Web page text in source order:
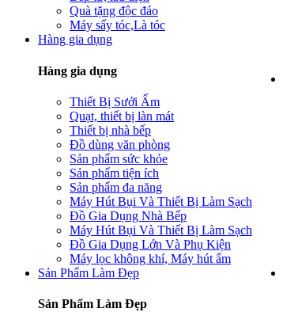
Quà tặng độc đáo
Máy sấy tóc,Là tóc
Hàng gia dụng
Hàng gia dụng
Thiết Bị Sưởi Ấm
Quạt, thiết bị làn mát
Thiết bị nhà bếp
Đồ dùng văn phòng
Sản phẩm sức khỏe
Sản phẩm tiện ích
Sản phẩm đa năng
Máy Hút Bụi Và Thiết Bị Làm Sạch
Đồ Gia Dụng Nhà Bếp
Máy Hút Bụi Và Thiết Bị Làm Sạch
Đồ Gia Dụng Lớn Và Phụ Kiện
Máy lọc không khí, Máy hút ẩm
Sản Phẩm Làm Đẹp
Sản Phẩm Làm Đẹp